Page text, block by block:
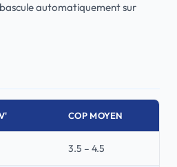
automatiquement sur
COP MOYEN
3.5 – 4.5